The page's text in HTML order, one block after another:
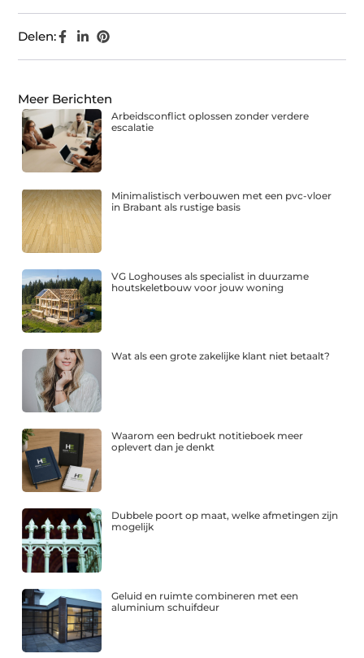
Delen:
Meer Berichten
Arbeidsconflict oplossen zonder verdere
escalatie
Minimalistisch verbouwen met een pvc-vloer
in Brabant als rustige basis
VG Loghouses als specialist in duurzame
houtskeletbouw voor jouw woning
Wat als een grote zakelijke klant niet betaalt?
Waarom een bedrukt notitieboek meer
oplevert dan je denkt
Dubbele poort op maat, welke afmetingen zijn
mogelijk
Geluid en ruimte combineren met een
aluminium schuifdeur